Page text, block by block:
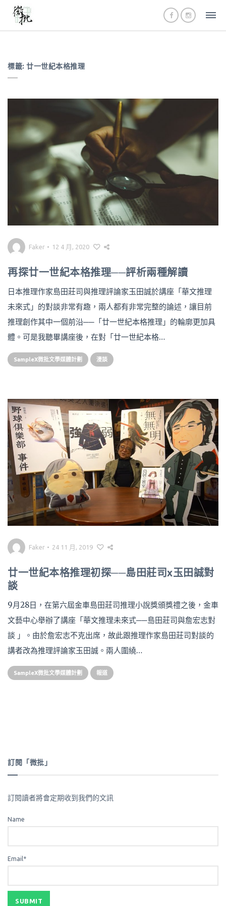
標籤: 廿一世紀本格推理
Faker • 12 4 月, 2020
再探廿一世紀本格推理──評析兩種解讀
日本推理作家島田莊司與推理評論家玉田誠於講座「華文推理
未來式」的對談非常有趣，兩人都有非常完整的論述，讓目前
推理創作其中一個前沿──「廿一世紀本格推理」的輪廓更加具
體。可是我聽畢講座後，在對「廿一世紀本格…
SampleX微批文學媒體計劃 漫談
Faker • 24 11 月, 2019
廿一世紀本格推理初探──島田莊司x玉田誠對
談
9月28日，在第六屆金車島田莊司推理小說獎頒獎禮之後，金車
文藝中心舉辦了講座「華文推理未來式──島田莊司與詹宏志對
談 」。由於詹宏志不克出席，故此跟推理作家島田莊司對談的
講者改為推理評論家玉田誠。兩人圍繞…
SampleX微批文學媒體計劃 報道
訂閱「微批」
訂閱讀者將會定期收到我們的文訊
Name
Email*